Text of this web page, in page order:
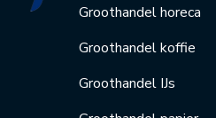
Groothandel horeca
Groothandel koffie
Groothandel IJs